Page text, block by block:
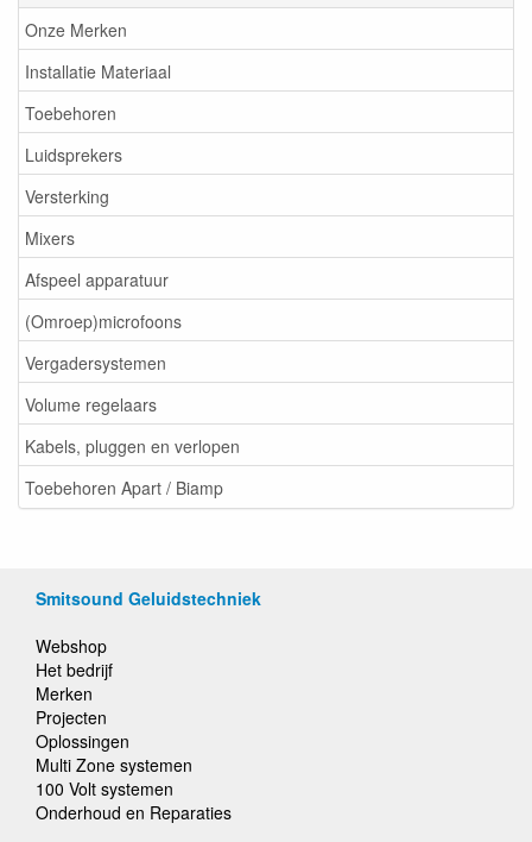
Onze Merken
Installatie Materiaal
Toebehoren
Luidsprekers
Versterking
Mixers
Afspeel apparatuur
(Omroep)microfoons
Vergadersystemen
Volume regelaars
Kabels, pluggen en verlopen
Toebehoren Apart / Biamp
Smitsound Geluidstechniek
Webshop
Het bedrijf
Merken
Projecten
Oplossingen
Multi Zone systemen
100 Volt systemen
Onderhoud en Reparaties